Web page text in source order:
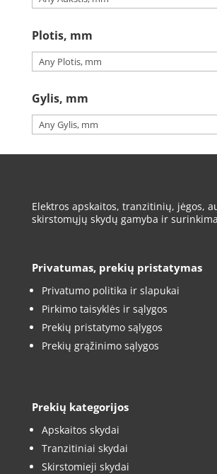
Plotis, mm
Gylis, mm
Elektros apskaitos, tranzitinių, jėgos,
skirstomųjų skydų gamyba ir
Privatumas, prekių pristatymas
Privatumo politika ir slapukai
Pirkimo taisyklės ir sąlygos
Prekių pristatymo sąlygos
Prekių grąžinimo sąlygos
Prekių kategorijos
Apskaitos skydai
Tranzitiniai skydai
Skirstomieji skydai